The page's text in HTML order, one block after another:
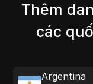
Thêm
các
Argentina